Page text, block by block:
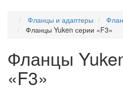
Фланцы и адаптеры
Фланцы Yuken серии «F3»
Фланцы
«F3»